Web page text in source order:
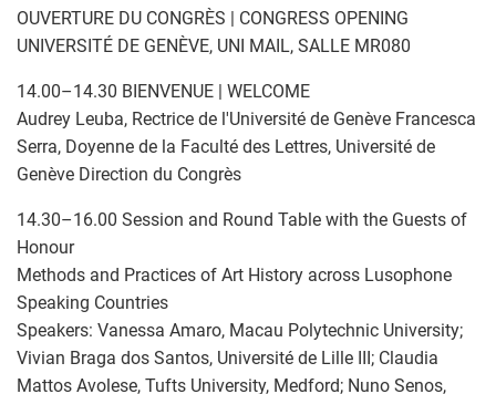
OUVERTURE DU CONGRÈS | CONGRESS OPENING
UNIVERSITÉ DE GENÈVE, UNI MAIL, SALLE MR080
14.00–14.30 BIENVENUE | WELCOME
Audrey Leuba, Rectrice de l'Université de Genève Francesca
Serra, Doyenne de la Faculté des Lettres, Université de
Genève Direction du Congrès
14.30–16.00 Session and Round Table with the Guests of
Honour
Methods and Practices of Art History across Lusophone
Speaking Countries
Speakers: Vanessa Amaro, Macau Polytechnic University;
Vivian Braga dos Santos, Université de Lille III; Claudia
Mattos Avolese, Tufts University, Medford; Nuno Senos,